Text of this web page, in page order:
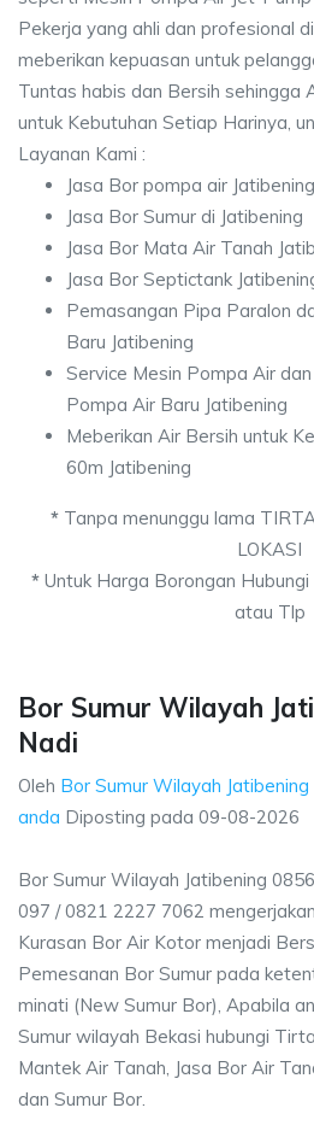
Pekerja yang ahli dan profesional
meberikan kepuasan untuk
Tuntas habis dan Bersih sehingga
untuk Kebutuhan Setiap Harinya,
Layanan Kami :
Jasa Bor pompa air Jatibening
Jasa Bor Sumur di Jatibening
Jasa Bor Mata Air Tanah
Jasa Bor Septictank
Pemasangan Pipa Paralon
Baru Jatibening
Service Mesin Pompa Air
Pompa Air Baru Jatibening
Meberikan Air Bersih untuk
60m Jatibening
*Tanpa menunggu lama
LOKASI
*Untuk Harga Borongan
atau Tlp
Bor Sumur Wilayah
Nadi
Oleh Bor Sumur Wilayah
anda Diposting pada 09-08-2026
Bor Sumur Wilayah Jatibening
097 / 0821 2227 7062
Kurasan Bor Air Kotor menjadi
Pemesanan Bor Sumur pada
minati (New Sumur Bor), Apabila
Sumur wilayah Bekasi hubungi
Mantek Air Tanah, Jasa Bor Air
dan Sumur Bor.